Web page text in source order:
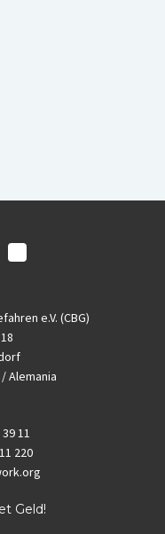
e.V. (CBG)
Alemania
11
220
Geld!